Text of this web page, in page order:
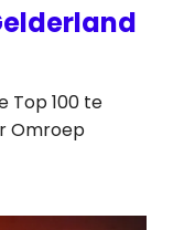
Top 100 te
Omroep